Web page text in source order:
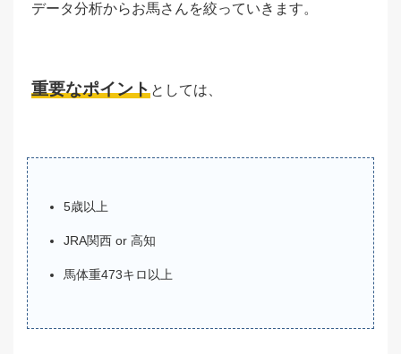
データ分析からお馬さんを絞っていきます。
重要なポイントとしては、
5歳以上
JRA関西 or 高知
馬体重473キロ以上